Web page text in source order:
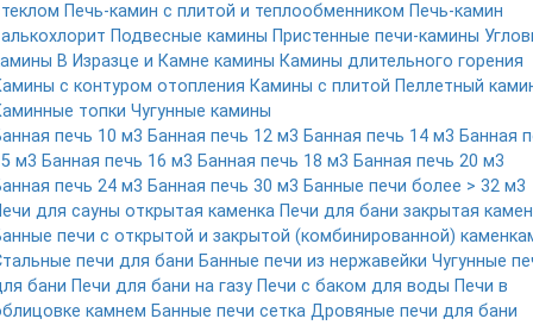
Печь-камин с плитой и теплообменником Печь-камин
Подвесные камины Пристенные печи-камины
В Изразце и Камне камины Камины длительного горения
с контуром отопления Камины с плитой Пеллетный
топки Чугунные камины
печь 10 м3 Банная печь 12 м3 Банная печь 14 м3 Банная
м3 Банная печь 16 м3 Банная печь 18 м3 Банная печь 20 м3
печь 24 м3 Банная печь 30 м3 Банные печи более > 32 м3
для сауны открытая каменка Печи для бани закрытая
печи с открытой и закрытой (комбинированной)
печи для бани Банные печи из нержавейки Чугунные
бани Печи для бани на газу Печи с баком для воды Печи в
камнем Банные печи сетка Дровяные печи для бани